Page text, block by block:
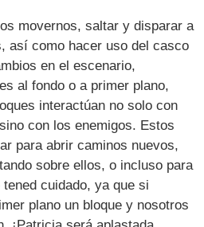
movernos, saltar y disparar a
así como hacer uso del casco
en el escenario,
al fondo o a primer plano,
interactúan no solo con
con los enemigos. Estos
para abrir caminos nuevos,
sobre ellos, o incluso para
cuidado, ya que si
plano un bloque y nosotros